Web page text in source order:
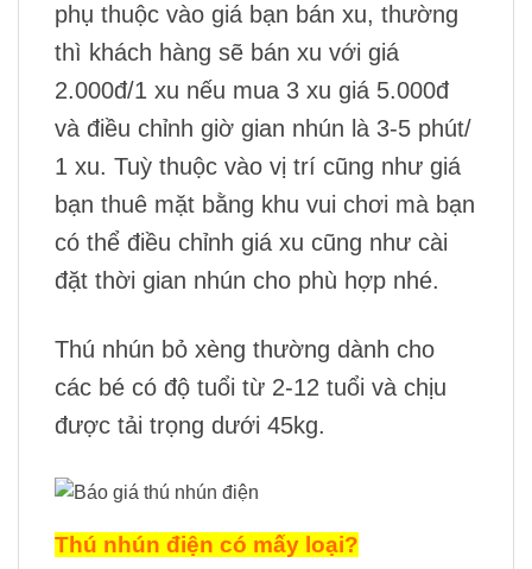
phụ thuộc vào giá bạn bán xu, thường
thì khách hàng sẽ bán xu với giá
2.000đ/1 xu nếu mua 3 xu giá 5.000đ
và điều chỉnh giờ gian nhún là 3-5 phút/
1 xu. Tuỳ thuộc vào vị trí cũng như giá
bạn thuê mặt bằng khu vui chơi mà bạn
có thể điều chỉnh giá xu cũng như cài
đặt thời gian nhún cho phù hợp nhé.
Thú nhún bỏ xèng thường dành cho
các bé có độ tuổi từ 2-12 tuổi và chịu
được tải trọng dưới 45kg.
Thú nhún điện có mấy loại?